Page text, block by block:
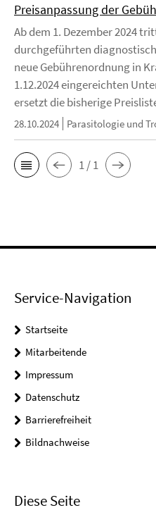
Preisanpassung der
Ab dem 1. Dezember 2024
durchgeführten
neue Gebührenordnung in
1.12.2024 eingereichten
ersetzt die bisherige
28.10.2024 Parasitologie und
1 / 1
Service-Navigation
Startseite
Mitarbeitende
Impressum
Datenschutz
Barrierefreiheit
Bildnachweise
Diese Seite